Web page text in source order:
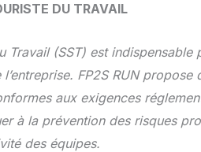
DU TRAVAIL
Travail (SST) est
FP2S RUN propose
aux exigences
à la prévention des risques
des équipes.